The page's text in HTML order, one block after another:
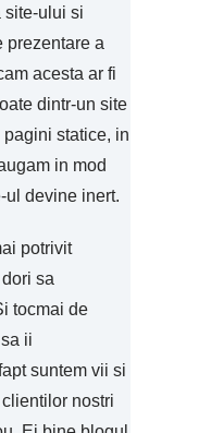
site-ului si
prezentare a
acesta ar fi
dintr-un site
statice, in
in mod
ul devine inert.
potrivit
sa
tocmai de
ii
suntem vii si
nostri